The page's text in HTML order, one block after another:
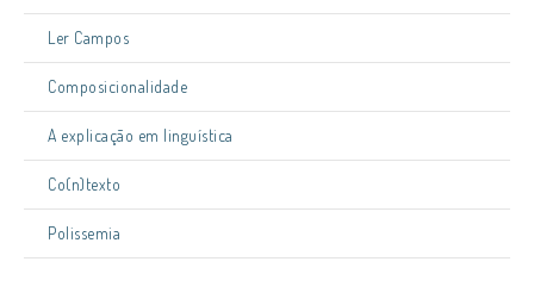
Ler Campos
Composicionalidade
A explicação em linguística
Co(n)texto
Polissemia